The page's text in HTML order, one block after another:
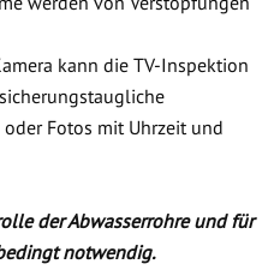
kann die TV-Inspektion
Fotos mit Uhrzeit und
der Abwasserrohre und für
notwendig.